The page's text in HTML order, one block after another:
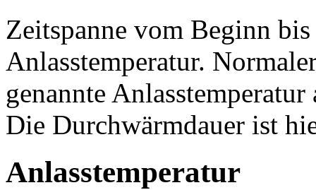
Zeitspanne vom Beginn
Anlasstemperatur.
genannte
Die Durchwärmdauer ist
Anlasstemperatur